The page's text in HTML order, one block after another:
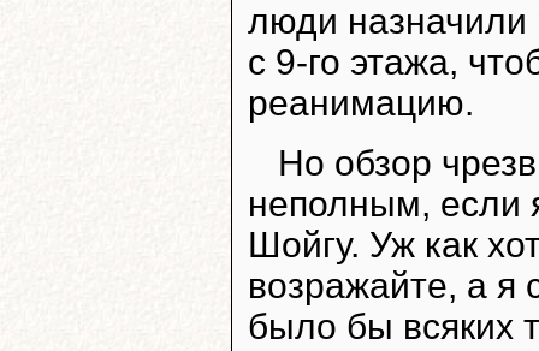
люди назначили
с 9-го этажа,
реанимацию.
Но обзор
неполным, если
Шойгу. Уж как
возражайте, а я
было бы всяких